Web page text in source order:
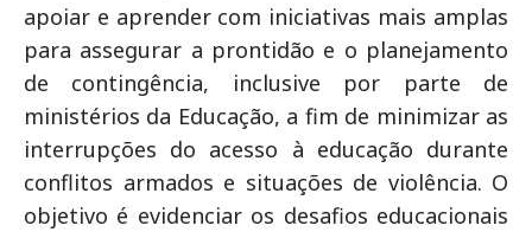
apoiar e aprender com iniciativas mais amplas
para assegurar a prontidão e o planejamento
de contingência, inclusive por parte de
ministérios da Educação, a fim de minimizar as
interrupções do acesso à educação durante
conflitos armados e situações de violência. O
objetivo é evidenciar os desafios educacionais